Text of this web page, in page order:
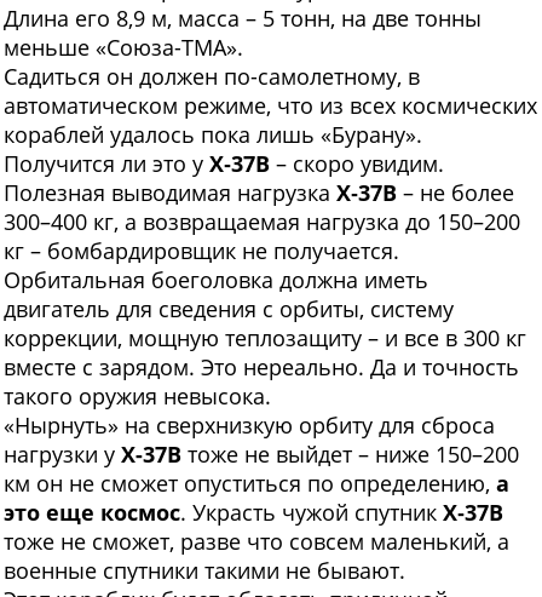
Длина его 8,9 м, масса – 5 тонн, на две тонны
меньше «Союза-ТМА».
Садиться он должен по-самолетному, в
автоматическом режиме, что из всех космических
кораблей удалось пока лишь «Бурану».
Получится ли это у X‑37B – скоро увидим.
Полезная выводимая нагрузка Х‑37В – не более
300–400 кг, а возвращаемая нагрузка до 150–200
кг – бомбардировщик не получается.
Орбитальная боеголовка должна иметь
двигатель для сведения с орбиты, систему
коррекции, мощную теплозащиту – и все в 300 кг
вместе с зарядом. Это нереально. Да и точность
такого оружия невысока.
«Нырнуть» на сверхнизкую орбиту для сброса
нагрузки у Х-37В тоже не выйдет – ниже 150–200
км он не сможет опуститься по определению, а
это еще космос. Украсть чужой спутник Х‑37В
тоже не сможет, разве что совсем маленький, а
военные спутники такими не бывают.